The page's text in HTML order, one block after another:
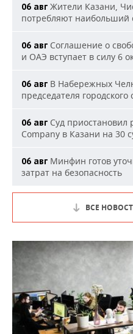
06 авг Жители Казани,
потребляют наибольший
06 авг Соглашение о
и ОАЭ вступает в силу 6
06 авг В Набережных
председателя городского
06 авг Суд приостановил
Company в Казани на 30
06 авг Минфин готов
затрат на безопасность
ВСЕ